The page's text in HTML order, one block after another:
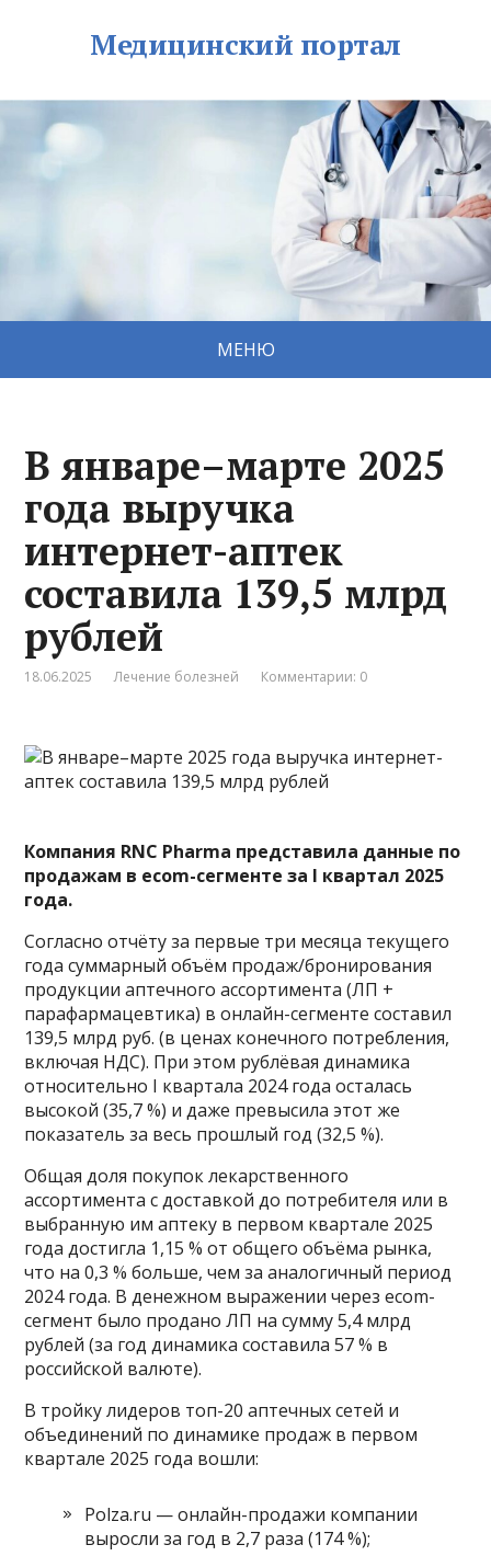
Медицинский портал
МЕНЮ
В январе–марте 2025
года выручка
интернет-аптек
составила 139,5 млрд
рублей
18.06.2025 Лечение болезней Комментарии: 0
Компания RNC Pharma представила данные по
продажам в есоm-сегменте за I квартал 2025
года.
Согласно отчёту за первые три месяца текущего
года суммарный объём продаж/бронирования
продукции аптечного ассортимента (ЛП +
парафармацевтика) в онлайн-сегменте составил
139,5 млрд руб. (в ценах конечного потребления,
включая НДС). При этом рублёвая динамика
относительно I квартала 2024 года осталась
высокой (35,7 %) и даже превысила этот же
показатель за весь прошлый год (32,5 %).
Общая доля покупок лекарственного
ассортимента с доставкой до потребителя или в
выбранную им аптеку в первом квартале 2025
года достигла 1,15 % от общего объёма рынка,
что на 0,3 % больше, чем за аналогичный период
2024 года. В денежном выражении через есоm-
сегмент было продано ЛП на сумму 5,4 млрд
рублей (за год динамика составила 57 % в
российской валюте).
В тройку лидеров топ-20 аптечных сетей и
объединений по динамике продаж в первом
квартале 2025 года вошли:
Polza.ru — онлайн-продажи компании
выросли за год в 2,7 раза (174 %);